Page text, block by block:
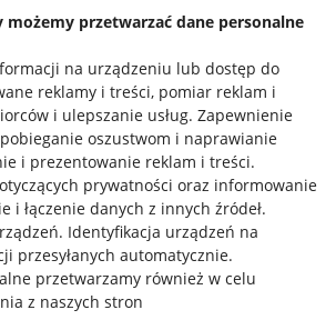
możemy przetwarzać dane personalne
na urządzeniu lub dostęp do
reklamy i treści, pomiar reklam i
i ulepszanie usług. Zapewnienie
oszustwom i naprawianie
i prezentowanie reklam i treści.
prywatności oraz informowanie
i łączenie danych z innych źródeł.
. Identyfikacja urządzeń na
przesyłanych automatycznie.
przetwarzamy również w celu
z naszych stron
kupujących